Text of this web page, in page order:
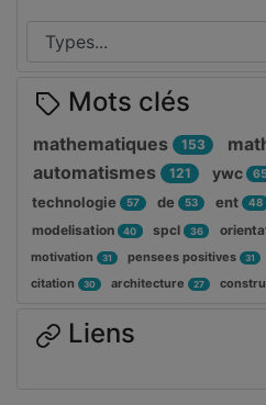
Mots clés
mathematiques 153
automatismes 121 ywc 65
technologie 57 de 53 ent 48
modelisation 40 spcl 36
motivation 31 pensees positives 31
citation 30 architecture 27
Liens